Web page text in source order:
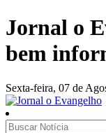
Jornal o
bem
Sexta-feira, 07 de